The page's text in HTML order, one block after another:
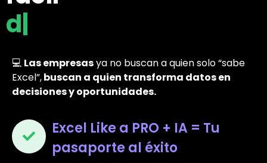
destacar.
💻 Las empresasya no buscan a quien solo “sabe
Excel”,buscan a quien transforma datos en
decisiones y oportunidades.
Excel Like a PRO + IA = Tu
pasaporte al éxito